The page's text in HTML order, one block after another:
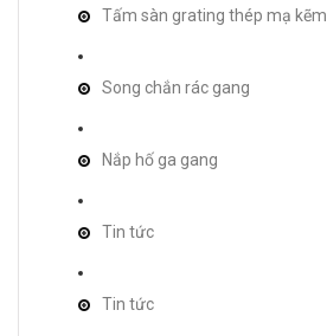
Tấm sàn grating thép mạ kẽm
Song chắn rác gang
Nắp hố ga gang
Tin tức
Tin tức